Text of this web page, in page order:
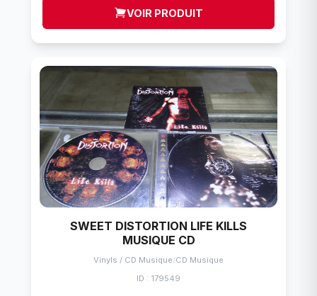
VOIR PRODUIT
SWEET DISTORTION LIFE KILLS
MUSIQUE CD
Vinyls / CD Musique/CD Musique
ID : 179549